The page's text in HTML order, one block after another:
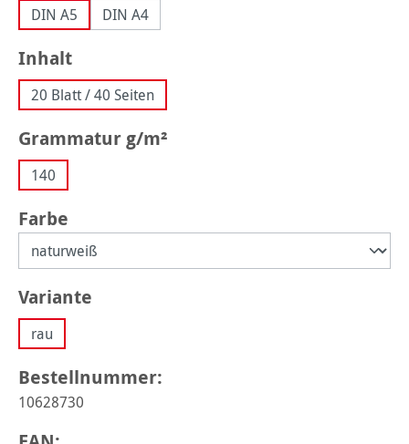
DIN A5 DIN A4
Inhaltauswählen
20 Blatt / 40 Seiten
Grammatur g/m²
140
Farbe
Variante
rau
Bestellnummer:
10628730